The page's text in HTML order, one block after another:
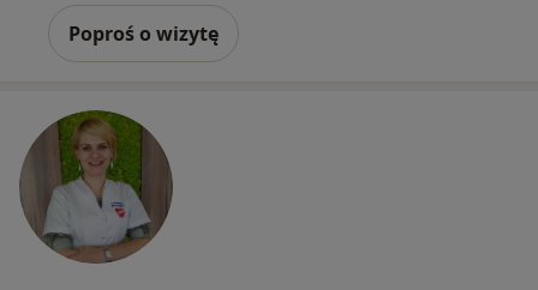
Poproś o wizytę